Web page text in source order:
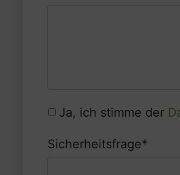
Ja, ich stimme der
Sicherheitsfrage*